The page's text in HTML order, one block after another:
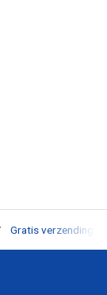
Gratis verzending